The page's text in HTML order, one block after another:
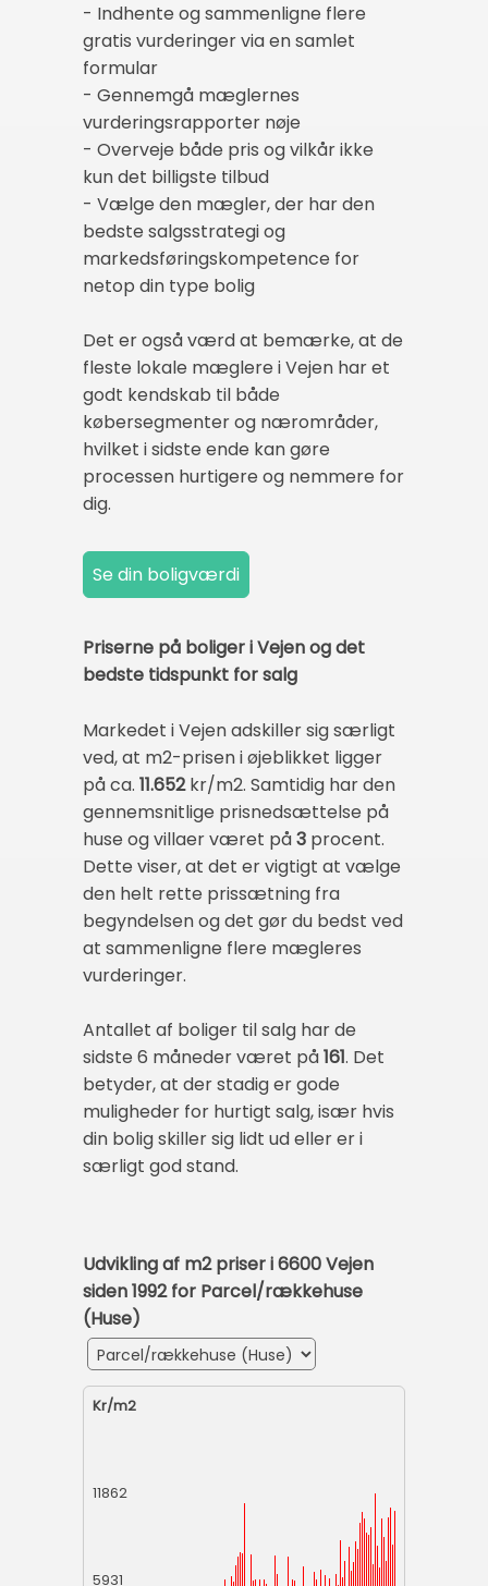
- Indhente og sammenligne flere
gratis vurderinger via en samlet
formular
- Gennemgå mæglernes
vurderingsrapporter nøje
- Overveje både pris og vilkår ikke
kun det billigste tilbud
- Vælge den mægler, der har den
bedste salgsstrategi og
markedsføringskompetence for
netop din type bolig
Det er også værd at bemærke, at de
fleste lokale mæglere i Vejen har et
godt kendskab til både
købersegmenter og nærområder,
hvilket i sidste ende kan gøre
processen hurtigere og nemmere for
dig.
Priserne på boliger i Vejen og det
bedste tidspunkt for salg
Markedet i Vejen adskiller sig særligt
ved, at m2-prisen i øjeblikket ligger
på ca. 11.652kr/m2. Samtidig har den
gennemsnitlige prisnedsættelse på
huse og villaer været på3 procent.
Dette viser, at det er vigtigt at vælge
den helt rette prissætning fra
begyndelsen og det gør du bedst ved
at sammenligne flere mægleres
vurderinger.
Antallet af boliger til salg har de
sidste 6 måneder været på161. Det
betyder, at der stadig er gode
muligheder for hurtigt salg, især hvis
din bolig skiller sig lidt ud eller er i
særligt god stand.
Udvikling af m2 priser i 6600 Vejen
siden 1992 for Parcel/rækkehuse
(Huse)
Kr/m2
11862
5931